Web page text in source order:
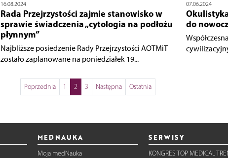
16.08.2024
Rada Przejrzystości zajmie stanowisko w
sprawie świadczenia „cytologia na podłożu
płynnym”
Najbliższe posiedzenie Rady Przejrzystości AOTMiT
zostało zaplanowane na poniedziałek 19...
07.06.2024
do
Poprzednia 1 2 3 Następna Ostatnia
MEDNAUKA
Moja medNauka
SERWISY
KONGRES TOP MEDICAL